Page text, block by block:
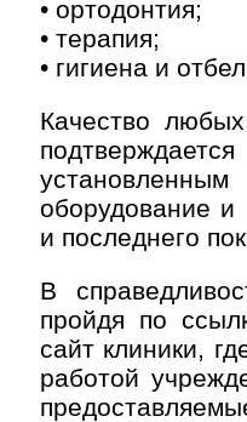
• ортодонтия;
• терапия;
• гигиена и
Качество
оборудование
и последнего
В
пройдя по
сайт клиники,
работой